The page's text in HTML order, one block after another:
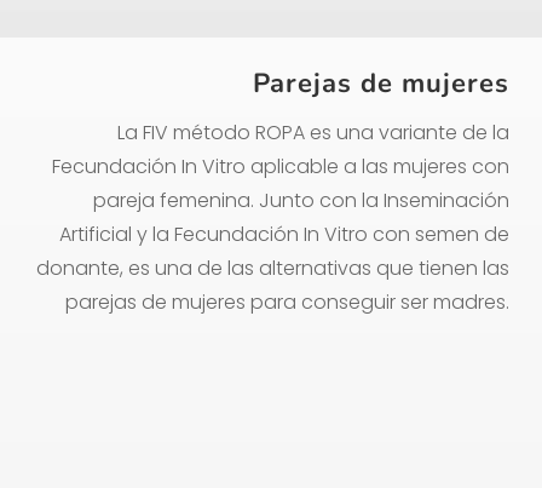
Parejas de mujeres
La FIV método ROPA es una variante de la
Fecundación In Vitro aplicable a las mujeres con
pareja femenina. Junto con la Inseminación
Artificial y la Fecundación In Vitro con semen de
donante, es una de las alternativas que tienen las
parejas de mujeres para conseguir ser madres.